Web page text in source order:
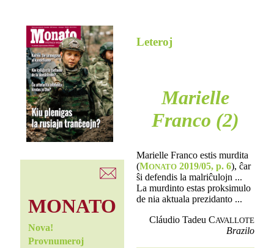
MONATO
Nova!
Provnumeroj
Leteroj
Marielle
Franco (2)
Marielle Franco estis murdita
(MONATO2019/05, p. 6), ĉar
ŝi defendis la malriĉulojn ...
La murdinto estas proksimulo
de nia aktuala prezidanto ...
Cláudio Tadeu CAVALLOTE
Brazilo